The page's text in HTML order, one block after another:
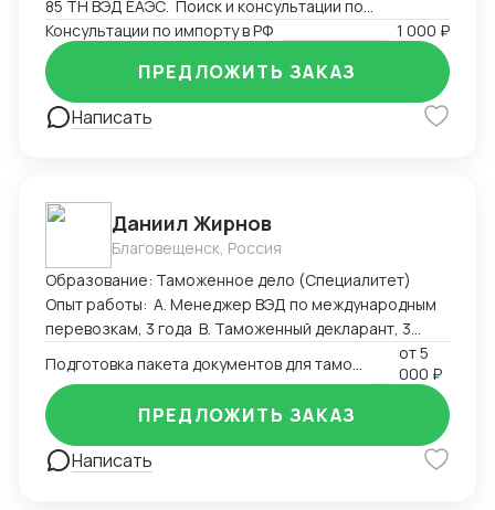
85 ТН ВЭД ЕАЭС. Поиск и консультации по
разрешительным документам, необходимым для
экспорта или импорта на территорию РФ.
Консультации по импорту в РФ 1 000 ₽
Написать
ПРЕДЛОЖИТЬ ЗАКАЗ
Даниил Жирнов
Благовещенск, Россия
Образование: Таможенное дело (Специалитет)
Опыт работы: А. Менеджер ВЭД по международным
перевозкам, 3 года B. Таможенный декларант, 3
от5
000 ₽
Написать
ПРЕДЛОЖИТЬ ЗАКАЗ